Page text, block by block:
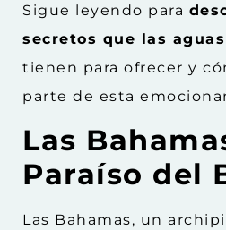
Sigue leyendo para
secretos que las
tienen para ofrecer y
parte de esta
Las
Paraíso del
Las Bahamas, un